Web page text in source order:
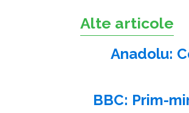
Alte articole
Anadolu:
BBC: Prim-